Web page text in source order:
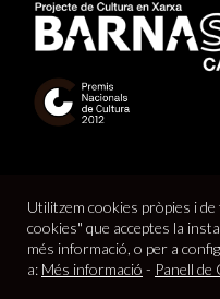
Utilitzem cookies pròpies i
cookies" que acceptes la
més informació, o per a
a: Més informació - Panell